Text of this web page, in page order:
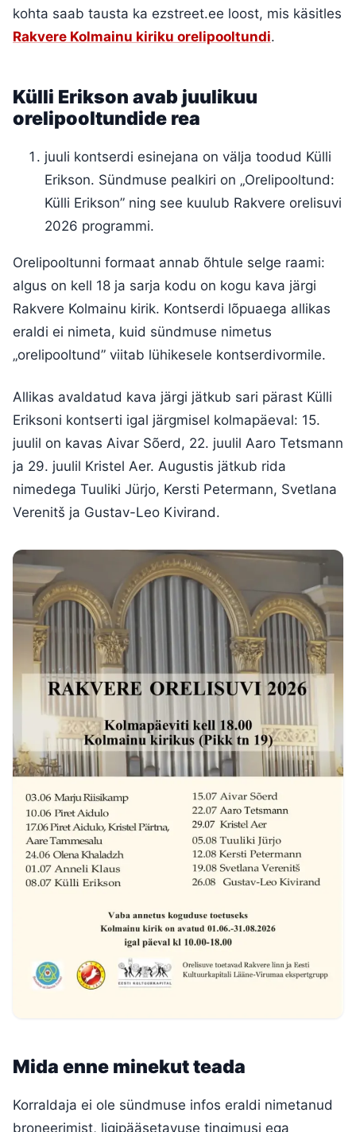
kohta saab tausta ka ezstreet.ee loost, mis käsitles
Rakvere Kolmainu kiriku orelipooltundi.
Külli Erikson avab juulikuu
orelipooltundide rea
juuli kontserdi esinejana on välja toodud Külli
Erikson. Sündmuse pealkiri on „Orelipooltund:
Külli Erikson” ning see kuulub Rakvere orelisuvi
2026 programmi.
Orelipooltunni formaat annab õhtule selge raami:
algus on kell 18 ja sarja kodu on kogu kava järgi
Rakvere Kolmainu kirik. Kontserdi lõpuaega allikas
eraldi ei nimeta, kuid sündmuse nimetus
„orelipooltund” viitab lühikesele kontserdivormile.
Allikas avaldatud kava järgi jätkub sari pärast Külli
Eriksoni kontserti igal järgmisel kolmapäeval: 15.
juulil on kavas Aivar Sõerd, 22. juulil Aaro Tetsmann
ja 29. juulil Kristel Aer. Augustis jätkub rida
nimedega Tuuliki Jürjo, Kersti Petermann, Svetlana
Verenitš ja Gustav-Leo Kivirand.
Mida enne minekut teada
Korraldaja ei ole sündmuse infos eraldi nimetanud
broneerimist, ligipääsetavuse tingimusi ega